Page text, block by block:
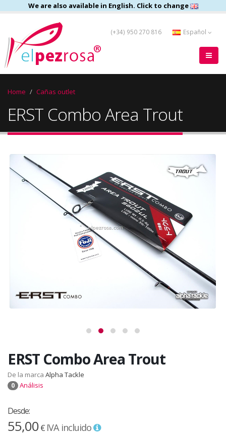
We are also available in English. Click to change
(+34) 950 270 816 Español
Home Cañas outlet
ERST Combo Area Trout
ERST Combo Area Trout
De la marca Alpha Tackle
0 Análisis
Desde:
55,00€ IVA incluido